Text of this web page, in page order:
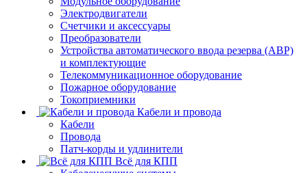
Электродвигатели
Счетчики и аксессуары
Преобразователи
Устройства автоматического ввода резерва (АВР)
и комплектующие
Телекоммуникационное оборудование
Пожарное оборудование
Токоприемники
Кабели и провода
Кабели
Провода
Патч-корды и удлинители
Всё для КПП